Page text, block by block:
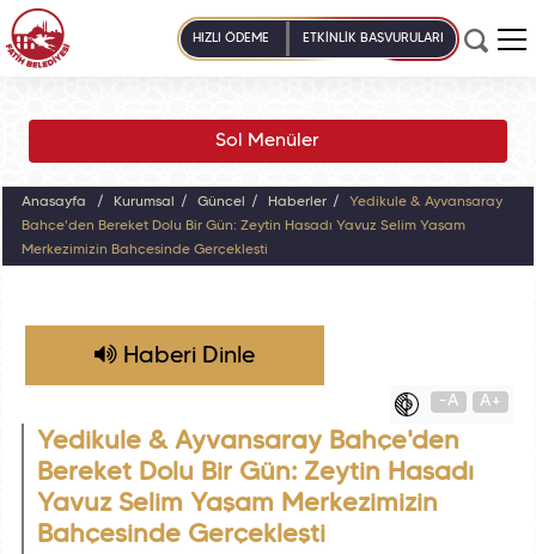
HIZLI ÖDEME ETKİNLİK BAŞVURULARI
Sol Menüler
Anasayfa Kurumsal Güncel Haberler
Yedikule & Ayvansaray
Bahçe'den Bereket Dolu Bir Gün: Zeytin Hasadı Yavuz Selim Yaşam
Merkezimizin Bahçesinde Gerçekleşti
Haberi Dinle
-A A+
Yedikule & Ayvansaray Bahçe'den
Bereket Dolu Bir Gün: Zeytin Hasadı
Yavuz Selim Yaşam Merkezimizin
Bahçesinde Gerçekleşti